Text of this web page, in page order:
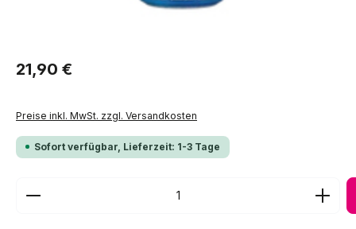
Regulärer Preis:
21,90 €
Preise inkl. MwSt. zzgl. Versandkosten
Sofort verfügbar, Lieferzeit: 1-3 Tage
Produkt Anzahl: Gib den gewünschten Wert ein